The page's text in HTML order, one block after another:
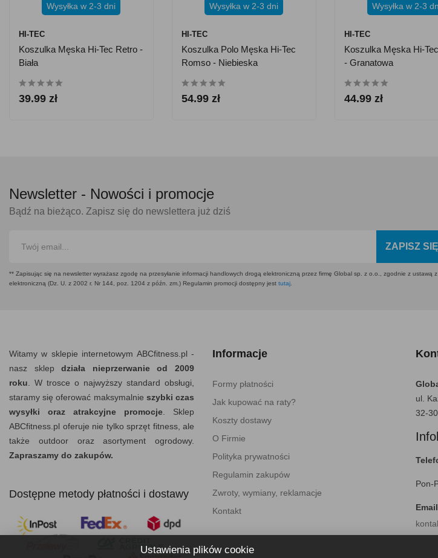
Wysyłka w 2-3 dni
HI-TEC
Koszulka Męska Hi-Tec Retro -
Biała
39.99 zł
Wysyłka w 2-3 dni
HI-TEC
Koszulka Polo Męska Hi-Tec
Romso - Niebieska
54.99 zł
Wysyłka w 2-3
HI-TEC
Koszulka Męska Hi-
- Granatowa
44.99 zł
Newsletter - Nowości i promocje
Bądź na bieżąco. Zapisz się do newslettera już dziś
ZAPISZ
** Zapisując się na newsletter wyrażasz zgodę na przesyłanie informacji handlowych drogą elektroniczną przez firmę Global sp. z o.o., zgodnie z ustawą
elektroniczną (Dz. U. z 2002 r. Nr 144, poz. 1204 z późn. zm.) Regulamin promocji dostępny jest tutaj.
Witamy w sklepie internetowym ABCfitness.pl -
nasz sklepdziała nieprzerwanie od 2009
roku. W trosce o najwyższy standard obsługi,
staramy się oferować maksymalnie szybki czas
wysyłki oraz atrakcyjne promocje. Sklep
ABCfitness.pl oferuje nie tylko sprzęt fitness, ale
także outdoor oraz asortyment ogrodowy.
Zapraszamy do zakupów.
Dostępne metody płatności i dostawy
Informacje
Formy płatności
Jak kupować na raty?
Koszty dostawy
O Firmie
Polityka prywatności
Regulamin zakupów
Zwroty, wymiany, reklamacje
Kontakt
ul.
32-
Pon-
Ustawienia plików cookie